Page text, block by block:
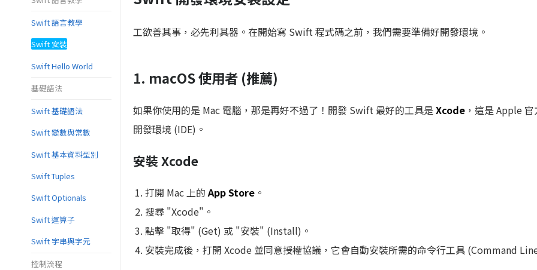
工欲善其事，必先利其器。在開始寫 Swift 程式碼之前，我們需要準備好開發環境。
1. macOS 使用者 (推薦)
如果你使用的是 Mac 電腦，那是再好不過了！開發 Swift 最好的工具是Xcode ，這是 Apple
開發環境 (IDE)。
安裝 Xcode
打開 Mac 上的 App Store 。
搜尋 "Xcode"。
點擊 "取得" (Get) 或 "安裝" (Install)。
安裝完成後，打開 Xcode 並同意授權協議，它會自動安裝所需的命令行工具 (Command
Swift 語言教學
Swift 安裝
Swift Hello World
基礎語法
Swift 基礎語法
Swift 變數與常數
Swift 基本資料型別
Swift Tuples
Swift Optionals
Swift 運算子
Swift 字串與字元
控制流程